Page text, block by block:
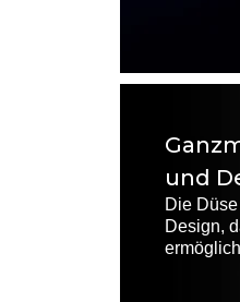
und
Die
Design,